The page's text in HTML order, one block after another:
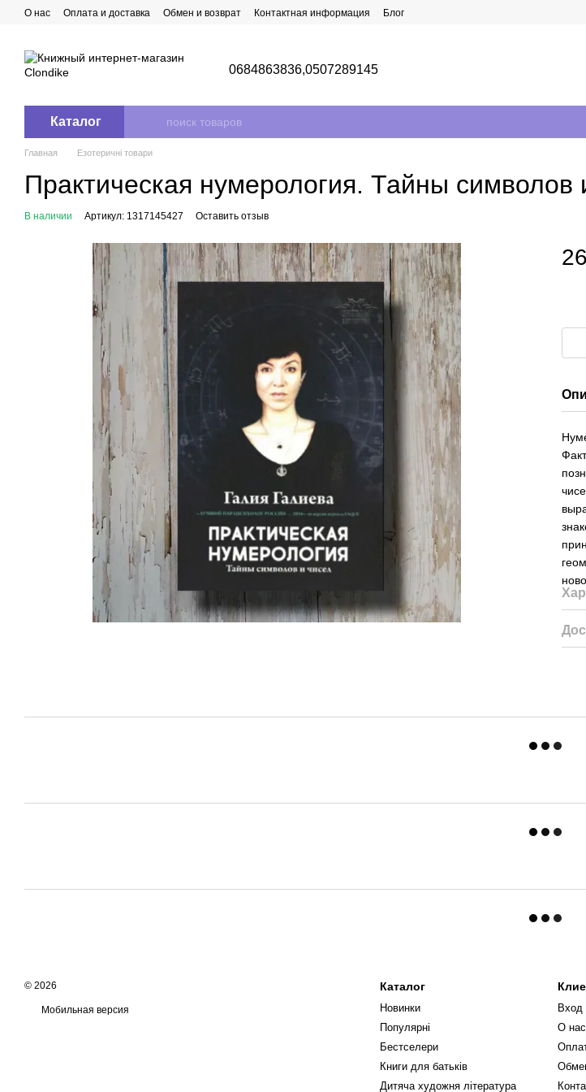
Перейти к основному контенту
О нас Оплата и доставка Обмен и возврат Контактная информация Блог
0684863836,0507289145
Каталог
Главная Езотеричні товари
Практическая нумерология. Тайны символов
В наличии Артикул: 1317145427 Оставить отзыв
© 2026
Мобильная версия
Каталог
Новинки
Популярні
Бестселери
Книги для батьків
Дитяча художня література
Вход
О нас